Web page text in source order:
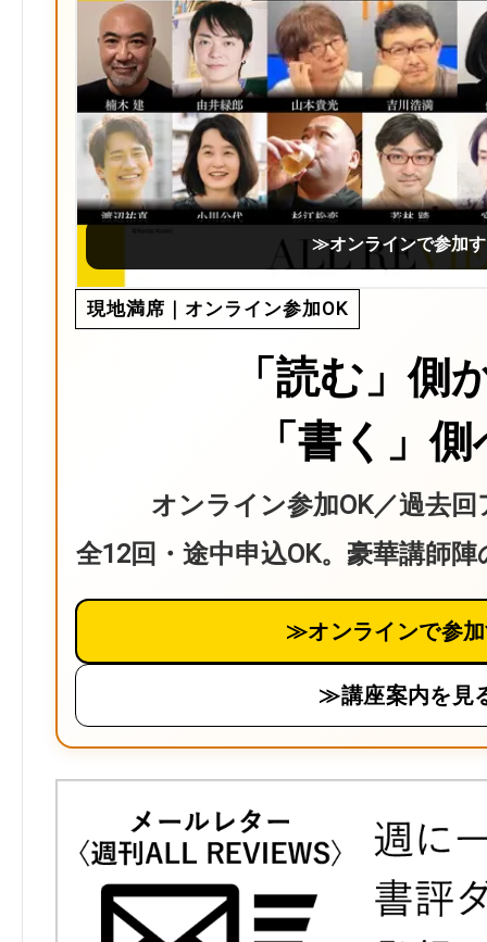
≫オンラインで参加
現地満席｜オンライン参加OK
「読む」側
「書く」
オンライン参加OK／過去
全12回・途中申込OK。豪華講師
≫オンラインで参
≫講座案内を見